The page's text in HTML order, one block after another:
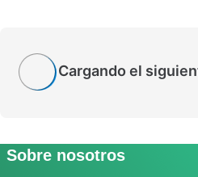
Cargando el
Sobre nosotros